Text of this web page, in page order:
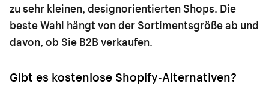
zu sehr kleinen, designorientierten Shops. Die
beste Wahl hängt von der Sortimentsgröße ab und
davon, ob Sie B2B verkaufen.
Gibt es kostenlose Shopify-Alternativen?